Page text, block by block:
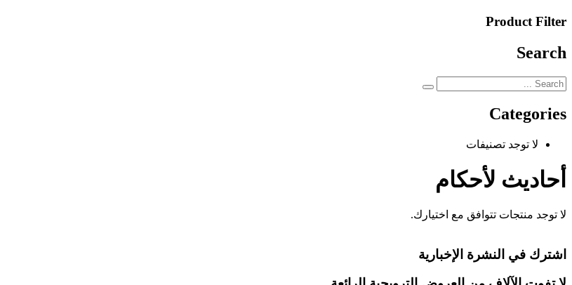
Product Filter
Search
Categories
لا توجد تصنيفات
أحاديث لأحكام
لا توجد منتجات تتوافق مع اختيارك.
اشترك في النشرة الإخبارية